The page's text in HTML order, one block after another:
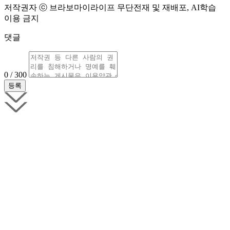
저작권자 ⓒ 브라보마이라이프 무단전재 및 재배포, AI학습
이용 금지
댓글
0 / 300